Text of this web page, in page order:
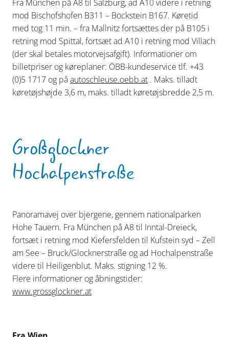
Fra München på A8 til Salzburg, ad A10 videre i retning
mod Bischofshofen B311 – Böckstein B167. Køretid
med tog 11 min. – fra Mallnitz fortsættes der på B105 i
retning mod Spittal, fortsæt ad A10 i retning mod Villach
(der skal betales motorvejsafgift). Informationer om
billetpriser og køreplaner: ÖBB-kundeservice tlf. +43
(0)5 1717 og påautoschleuse.oebb.at . Maks. tilladt
køretøjshøjde 3,6 m, maks. tilladt køretøjsbredde 2,5 m.
Großglockner
Hochalpenstraße
Panoramavej over bjergene, gennem nationalparken
Hohe Tauern. Fra München på A8 til Inntal-Dreieck,
fortsæt i retning mod Kiefersfelden til Kufstein syd – Zell
am See – Bruck/Glocknerstraße og ad Hochalpenstraße
videre til Heiligenblut. Maks. stigning 12 %.
Flere informationer og åbningstider:
www.grossglockner.at